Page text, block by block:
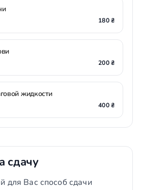
180 ₴
200 ₴
жидкости
400 ₴
сдачу
для Вас способ сдачи